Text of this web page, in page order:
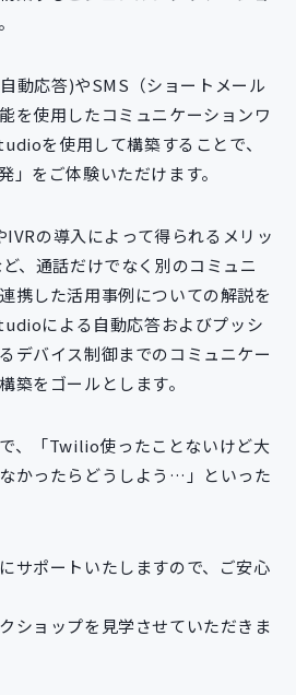
動応答)やSMS（ショートメール
を使用したコミュニケーションワ
を使用して構築することで、
」をご体験いただけます。
の導入によって得られるメリッ
、通話だけでなく別のコミュニ
携した活用事例についての解説を
による自動応答およびプッシ
デバイス制御までのコミュニケー
築をゴールとします。
、「Twilio使ったことないけど大
かったらどうしよう…」といった
サポートいたしますので、ご安心
ショップを見学させていただきま